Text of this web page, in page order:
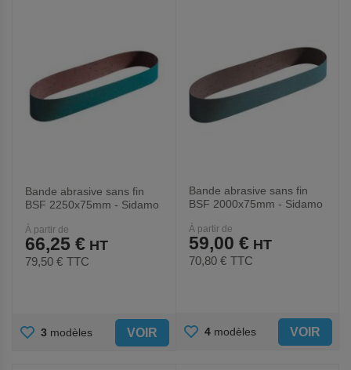
Bande abrasive sans fin
BSF 2250x75mm - Sidamo
À partir de
66,25 €
79,50 € TTC
AJOUTER
3 modèles VOIR
Bande abrasive sans fin
BSF 2000x75mm - Sidamo
À partir de
59,00 €
70,80 € TTC
AJOUTER
4 modèles VOIR